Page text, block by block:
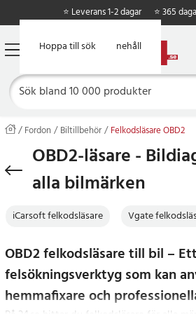
Hoppa till huvudinnehåll
Hoppa till sök
⭐ Leverans 1-2 dagar ⭐ 365
Fordon Biltillbehör Felkodsläsare OBD2
OBD2-läsare -
alla bilmärken
iCarsoft felkodsläsare Vgate
OBD2 felkodsläsare till bil –
felsökningsverktyg som kan
hemmafixare och